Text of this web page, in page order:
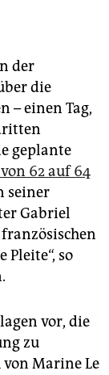
der
die
– einen Tag,
geplante
62 auf 64
seiner
Gabriel
Pleite“, so
vor, die
zu
Marine Le